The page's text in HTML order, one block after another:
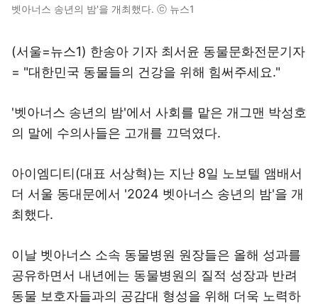
벳아너스 송년의 밤'을 개최했다. ⓒ 뉴스1
(서울=뉴스1) 한송아 기자 최서윤 동물문화전문기자
= "대한민국 동물들의 건강을 위해 힘써주세요."
'벳아너스 송년의 밤'에서 사회를 맡은 개그맨 박성호
의 말에 수의사들은 고개를 끄덕였다.
아이엠디티(대표 서상혁)는 지난 8일 노보텔 앰배서
더 서울 동대문에서 '2024 벳아너스 송년의 밤'을 개
최했다.
이날 벳아너스 소속 동물병원 원장들은 올해 성과를
공유하면서 내년에는 동물병원의 질적 성장과 반려
동물 보호자들과의 공감대 형성을 위해 더욱 노력하